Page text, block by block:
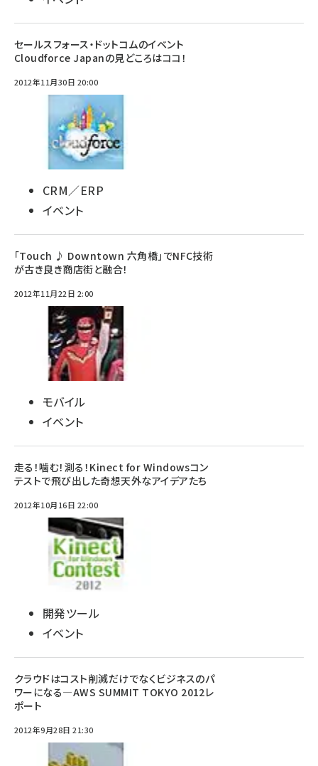
セールスフォース・ドットコムのイベント
Cloudforce Japanの見どころはココ！
2012年11月30日 20:00
CRM／ERP
イベント
「Touch ♪ Downtown 六角橋」でNFC技術
が古き良き商店街と融合！
2012年11月22日 2:00
モバイル
イベント
走る！噛む！測る！Kinect for Windowsコン
テストで飛び出した奇想天外なアイデアたち
2012年10月16日 22:00
開発ツール
イベント
クラウドはコスト削減だけでなくビジネスのパ
ワーになる―AWS SUMMIT TOKYO 2012レ
ポート
2012年9月28日 21:30